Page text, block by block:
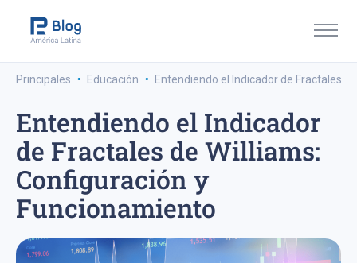
Principales · Educación · Entendiendo el Indicador de Fractales
Entendiendo el Indicador
de Fractales de Williams:
Configuración y
Funcionamiento